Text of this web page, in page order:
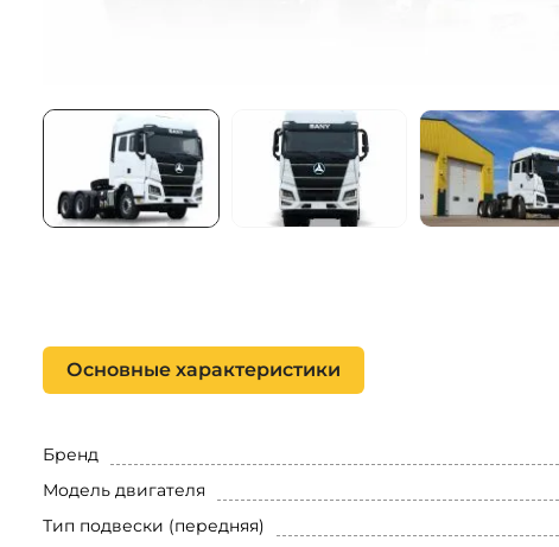
Основные характеристики
Бренд
Модель двигателя
Тип подвески (передняя)